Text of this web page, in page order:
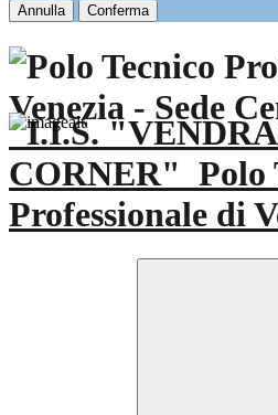
Annulla Conferma
I.I.S.
CORNER" Polo
Professionale di